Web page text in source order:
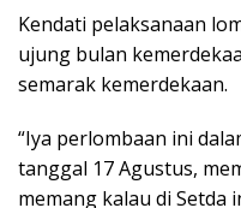
Kendati pelaksanaan
ujung bulan
semarak kemerdekaan.
“Iya perlombaan ini
tanggal 17 Agustus,
memang kalau di Setda